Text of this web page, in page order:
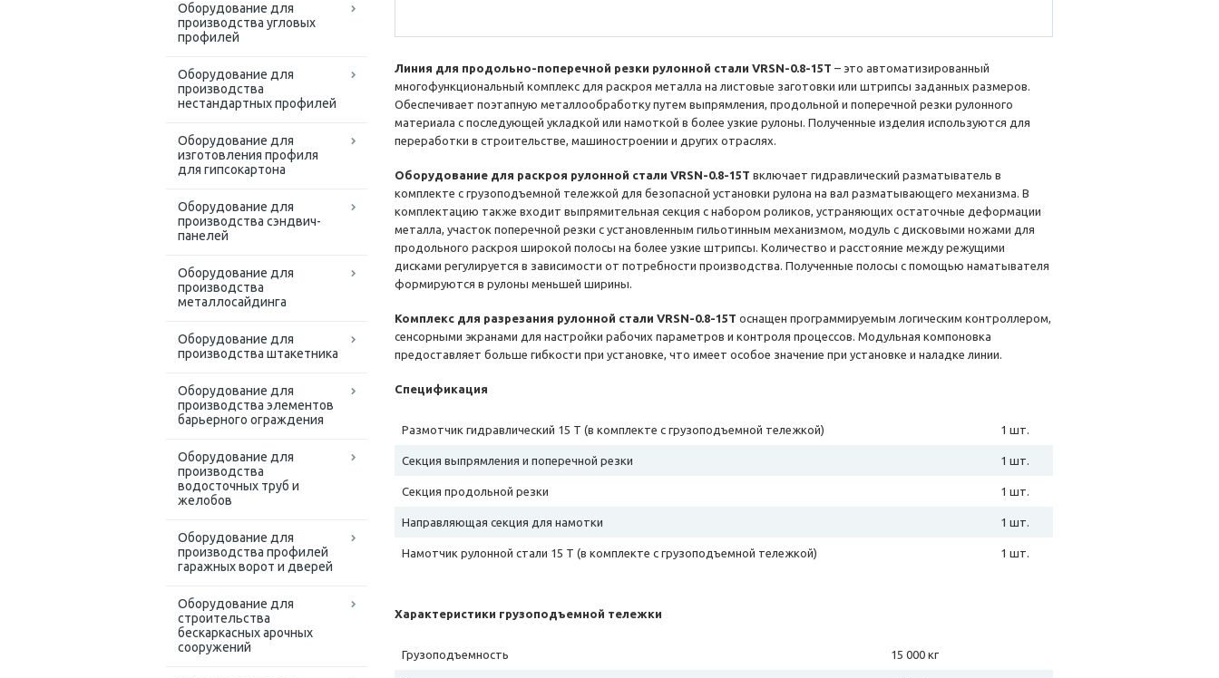
Оборудование для
производства угловых
профилей
Оборудование для
производства
нестандартных профилей
Оборудование для
изготовления профиля
для гипсокартона
Оборудование для
производства сэндвич-
панелей
Оборудование для
производства
металлосайдинга
Оборудование для
производства штакетника
Оборудование для
производства элементов
барьерного ограждения
Оборудование для
производства
водосточных труб и
желобов
Оборудование для
производства профилей
гаражных ворот и дверей
Оборудование для
строительства
бескаркасных арочных
сооружений
Линия для продольно-поперечной резки рулонной стали VRSN-0.8-15T – это автоматизированный
многофункциональный комплекс для раскроя металла на листовые заготовки или штрипсы заданных размеров.
Обеспечивает поэтапную металлообработку путем выпрямления, продольной и поперечной резки рулонного
материала с последующей укладкой или намоткой в более узкие рулоны. Полученные изделия используются для
переработки в строительстве, машиностроении и других отраслях.
Оборудование для раскроя рулонной стали VRSN-0.8-15T включает гидравлический разматыватель в
комплекте с грузоподъемной тележкой для безопасной установки рулона на вал разматывающего механизма. В
комплектацию также входит выпрямительная секция с набором роликов, устраняющих остаточные деформации
металла, участок поперечной резки с установленным гильотинным механизмом, модуль с дисковыми ножами для
продольного раскроя широкой полосы на более узкие штрипсы. Количество и расстояние между режущими
дисками регулируется в зависимости от потребности производства. Полученные полосы с помощью наматывателя
формируются в рулоны меньшей ширины.
Комплекс для разрезания рулонной стали VRSN-0.8-15T оснащен программируемым логическим контроллером,
сенсорными экранами для настройки рабочих параметров и контроля процессов. Модульная компоновка
предоставляет больше гибкости при установке, что имеет особое значение при установке и наладке линии.
Спецификация
Размотчик гидравлический 15 Т (в комплекте с грузоподъемной тележкой) 1 шт.
Секция выпрямления и поперечной резки 1 шт.
Секция продольной резки 1 шт.
Направляющая секция для намотки 1 шт.
Намотчик рулонной стали 15 T (в комплекте с грузоподъемной тележкой) 1 шт.
Характеристики грузоподъемной тележки
Грузоподъемность 15 000 кг